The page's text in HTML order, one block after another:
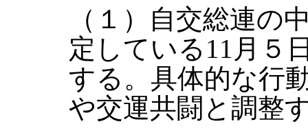
（１）自交総連の
定している11月５
する。具体的な行
や交運共闘と調整